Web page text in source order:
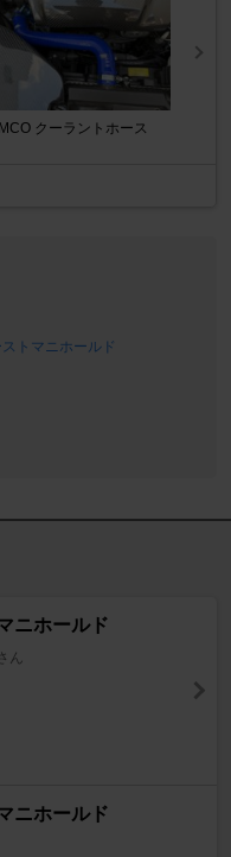
クーラントホース
トマニホールド
ニホールド
ん
ニホールド